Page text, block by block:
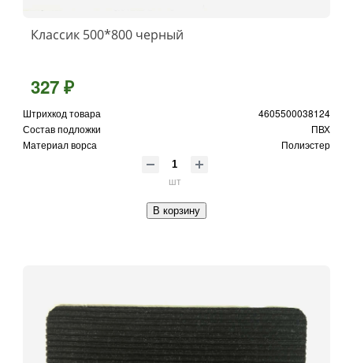
Классик 500*800 черный
327 ₽
Штрихкод товара
4605500038124
Состав подложки
ПВХ
Материал ворса
Полиэстер
шт
В корзину